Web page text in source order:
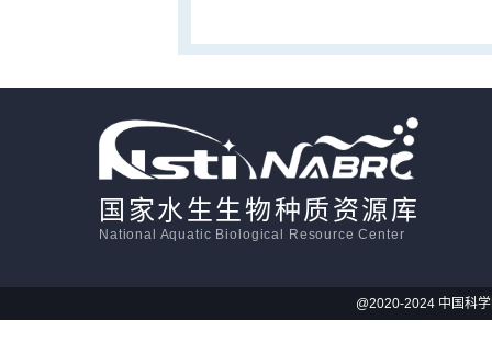
国家水生生物种质资源库
National Aquatic Biological Resource Center
@2020-2024 中国科